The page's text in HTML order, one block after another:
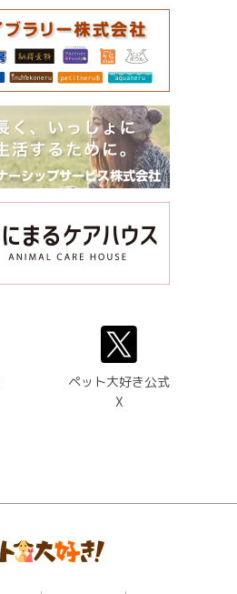
ペット大好き公式
X